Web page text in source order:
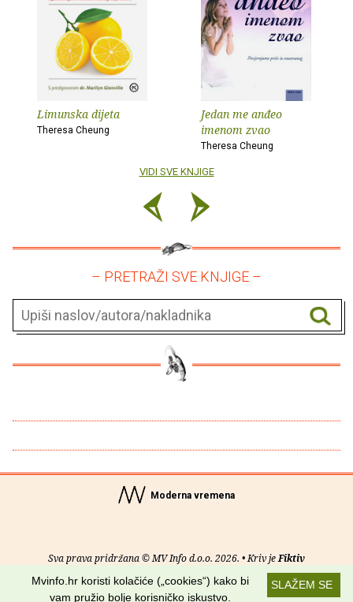
Limunska dijeta
Theresa Cheung
Jedan me anđeo
imenom zvao
Theresa Cheung
VIDI SVE KNJIGE
– PRETRAŽI SVE KNJIGE –
Moderna vremena
Sva prava pridržana © MV Info d.o.o. 2026. • Kriv jeFiktiv
O nama• Pomoć• Uvjeti korištenja•RSS kanaliSLAŽEM SE
Mvinfo.hr koristi kolačiće („cookies“) kako bi
vam pružio bolje korisničko iskustvo.